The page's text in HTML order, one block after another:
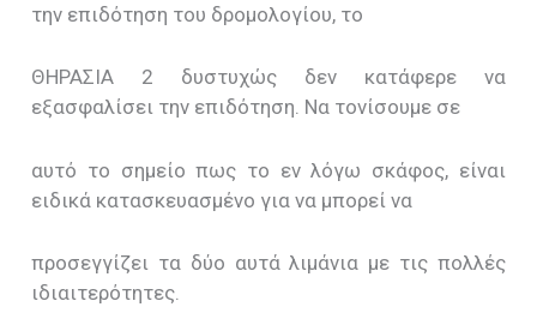
την επιδότηση του δρομολογίου, το
ΘΗΡΑΣΙΑ 2 δυστυχώς δεν κατάφερε να
εξασφαλίσει την επιδότηση. Να τονίσουμε σε
αυτό το σημείο πως το εν λόγω σκάφος, είναι
ειδικά κατασκευασμένο για να μπορεί να
προσεγγίζει τα δύο αυτά λιμάνια με τις πολλές
ιδιαιτερότητες.